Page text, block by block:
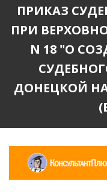
ПРИКАЗ
ПРИ
N 18 "О
ДОНЕЦКОЙ